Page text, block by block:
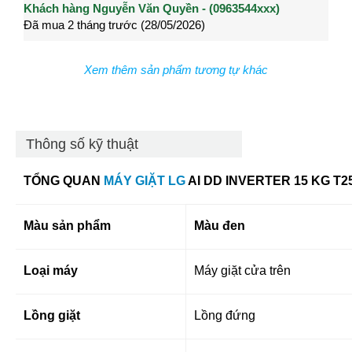
Khách hàng Nguyễn Văn Quyền - (0963544xxx)
Đã mua 2 tháng trước (28/05/2026)
Khách hàng Nguyễn Thành Long - (0902021xxx)
Đã mua 3 tháng trước (27/04/2026)
Xem thêm sản phẩm tương tự khác
Thông số kỹ thuật
TỔNG QUAN MÁY GIẶT LGAI DD INVERTER 15 KG
Màu sản phẩm Màu đen
Loại máy Máy giặt cửa trên
Lồng giặt Lồng đứng